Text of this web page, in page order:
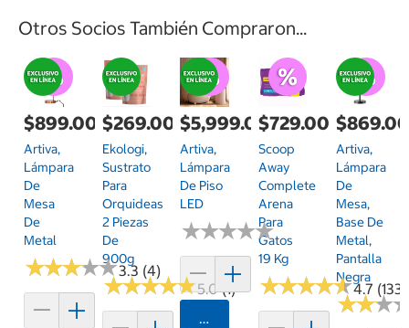
Otros Socios También Compraron...
$899.00
Artiva,
Lámpara
De
Mesa
De
Metal
★★★★★
★★★★★3.3 (4)
$269.00
Ekologi,
Sustrato
Para
Orquideas
2 Piezas
De
900g
★★★★★
★★★★★5.0 (1)
$5,999.00
Artiva,
Lámpara
De Piso
LED
★★★★★
★★★★★
Agregar
$729.00
Scoop
Away
Complete
Arena
Para
Gatos
19 Kg
★★★★★
★★★★★4.7 (133)
Artiva,
Lámpara
De
Mesa,
Base De
Metal,
Pantalla
Negra
★★★
★★★